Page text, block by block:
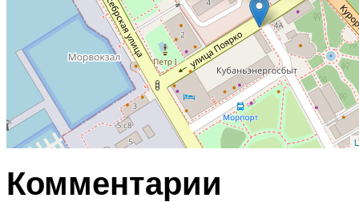
Комментарии